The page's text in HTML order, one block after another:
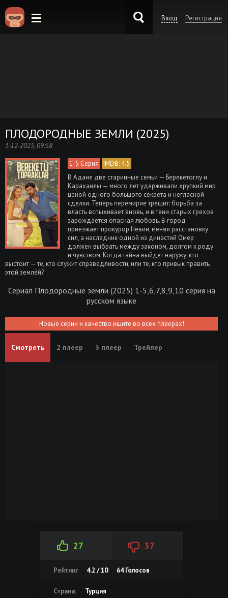
Вход Регистрация
ПЛОДОРОДНЫЕ ЗЕМЛИ (2025)
1-12-2025, 09:58
1-5 Серия IMDB: 4.5
В Адане две старинные семьи — Берекетоглу и
Караханлы — много лет удерживали хрупкий мир
ценой одного большого секрета и негласной
сделки. Теперь перемирие трещит: борьба за
власть вспыхивает вновь, и в тени старых грехов
зарождается опасная любовь. В город
приезжает прокурор Невин, меняя расстановку
сил, а наследник одной из династий Омер
должен выбрать между законом, долгом к роду
и чувством. Когда тайна выйдет наружу, кто
выстоит — те, кто служит справедливости, или те, кто привык править
этой землёй?
Сериал Плодородные земли (2025) 1-5,6,7,8,9,10 серия на
русском языке
Новые серии и качество ищите во всех плеерах!
Смотреть 2 плеер 3 плеер Трейлер
27 37
Рейтинг 4.2 / 10 64Голосов
Страна: Турция